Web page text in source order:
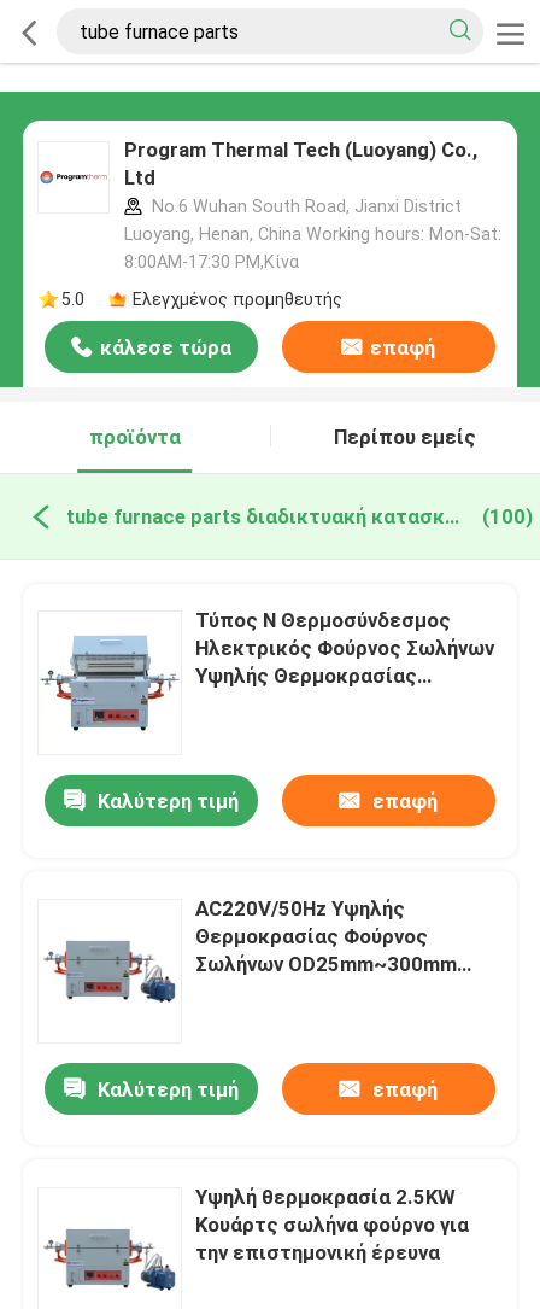
Program Thermal Tech (Luoyang) Co.,
Ltd
No.6 Wuhan South Road, Jianxi District
Luoyang, Henan, China Working hours: Mon-Sat:
8:00AM-17:30 PM,Κίνα
5.0
Ελεγχμένος προμηθευτής
κάλεσε τώρα επαφή
προϊόντα Περίπου εμείς
tube furnace parts διαδικτυακή κατασκευή (100)
Τύπος N Θερμοσύνδεσμος
Ηλεκτρικός Φούρνος Σωλήνων
Υψηλής Θερμοκρασίας
Καλύτερη τιμή επαφή
AC220V/50Hz Υψηλής
Θερμοκρασίας Φούρνος
Σωλήνων OD25mm~300mm
Καλύτερη τιμή επαφή
Υψηλή θερμοκρασία 2.5KW
Κουάρτς σωλήνα φούρνο για
την επιστημονική έρευνα